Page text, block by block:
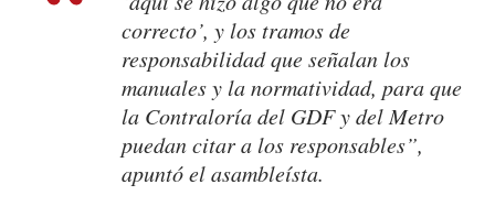
correcto’, y los tramos de
responsabilidad que señalan los
manuales y la normatividad, para que
la Contraloría del GDF y del Metro
puedan citar a los responsables”,
apuntó el asambleísta.